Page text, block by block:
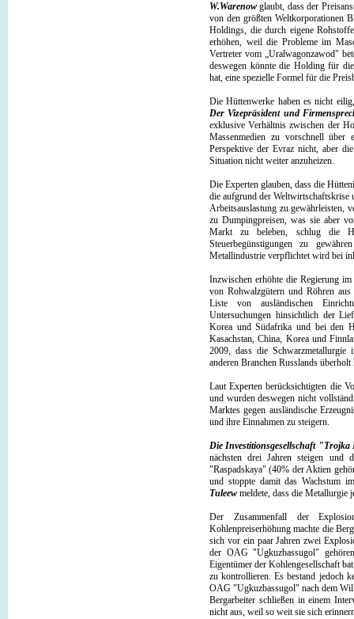
W.Warenow glaubt, dass der
von den größten Weltkorporationen
Holdings, die durch eigene
erhöhen, weil die Probleme im
Vertreter vom „Uralwagonzawod"
deswegen könnte die Holding für
hat, eine spezielle Formel für die
Die Hüttenwerke haben es nicht
Der Vizepräsident und
exklusive Verhältnis zwischen der
Massenmedien zu vorschnell über
Perspektive der Evraz nicht, aber
Situation nicht weiter anzuheizen.
Die Experten glauben, dass die
die aufgrund der Weltwirtschaftskrise
Arbeitsauslastung zu gewährleisten,
zu Dumpingpreisen, was sie aber
Markt zu beleben, schlug die
Steuerbegünstigungen zu
Metallindustrie verpflichtet wird bei
Inzwischen erhöhte die Regierung
von Rohwalzgütern und Röhren aus
Liste von ausländischen
Untersuchungen hinsichtlich der
Korea und Südafrika und bei den
Kasachstan, China, Korea und
2009, dass die Schwarzmetallurgie
anderen Branchen Russlands überholt
Laut Experten berücksichtigten die
und wurden deswegen nicht
Marktes gegen ausländische
und ihre Einnahmen zu steigern.
Die Investitionsgesellschaft
nächsten drei Jahren steigen
"Raspadskaya" (40% der Aktien
und stoppte damit das Wachstum
Tuleew meldete, dass die Metallurgie
Der Zusammenfall der
Kohlenpreiserhöhung machte die
sich vor ein paar Jahren zwei
der OAG "Ugkuzbassugol"
Eigentümer der Kohlengesellschaft
zu kontrollieren. Es bestand jedoch
OAG "Ugkuzbassugol" nach dem
Bergarbeiter schließen in einem
nicht aus, weil so weit sie sich